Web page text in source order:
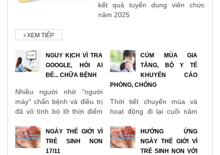
kết quả tuyển dụng viên chức
năm 2025
XEM TIẾP
NGUY KỊCH VÌ TRA
GOOGLE, HỎI AI
ĐỂ... CHỮA BỆNH
Nhiều người nhờ "người
máy" chẩn bệnh và điều trị
đã vô tình bỏ lỡ thời điểm
vàng, đối mặt biến chứng
sức khỏe khó lường
CÚM MÙA GIA
TĂNG, BỘ Y TẾ
KHUYẾN CÁO
PHÒNG, CHỐNG
Thời tiết chuyển mùa và
hoạt động đi lại cuối năm
khiến các bệnh viêm đường
hô hấp cấp có xu hướng gia
tăng.
NGÀY THẾ GIỚI VÌ
TRẺ SINH NON
17/11
HƯỞNG ỨNG
NGÀY THẾ GIỚI VÌ
TRẺ SINH NON VỚI